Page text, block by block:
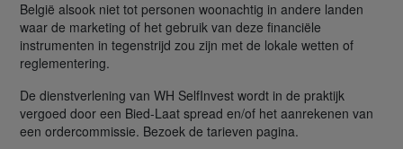
België alsook niet tot personen woonachtig in andere landen
waar de marketing of het gebruik van deze financiële
instrumenten in tegenstrijd zou zijn met de lokale wetten of
reglementering.
De dienstverlening van WH SelfInvest wordt in de praktijk
vergoed door een Bied-Laat spread en/of het aanrekenen van
een ordercommissie. Bezoek de tarieven pagina.